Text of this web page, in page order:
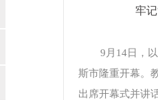
牢
9月14日，
斯市隆重开幕。
出席开幕式并讲